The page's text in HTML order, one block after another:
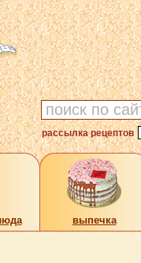
рассылка рецептов
выпечка